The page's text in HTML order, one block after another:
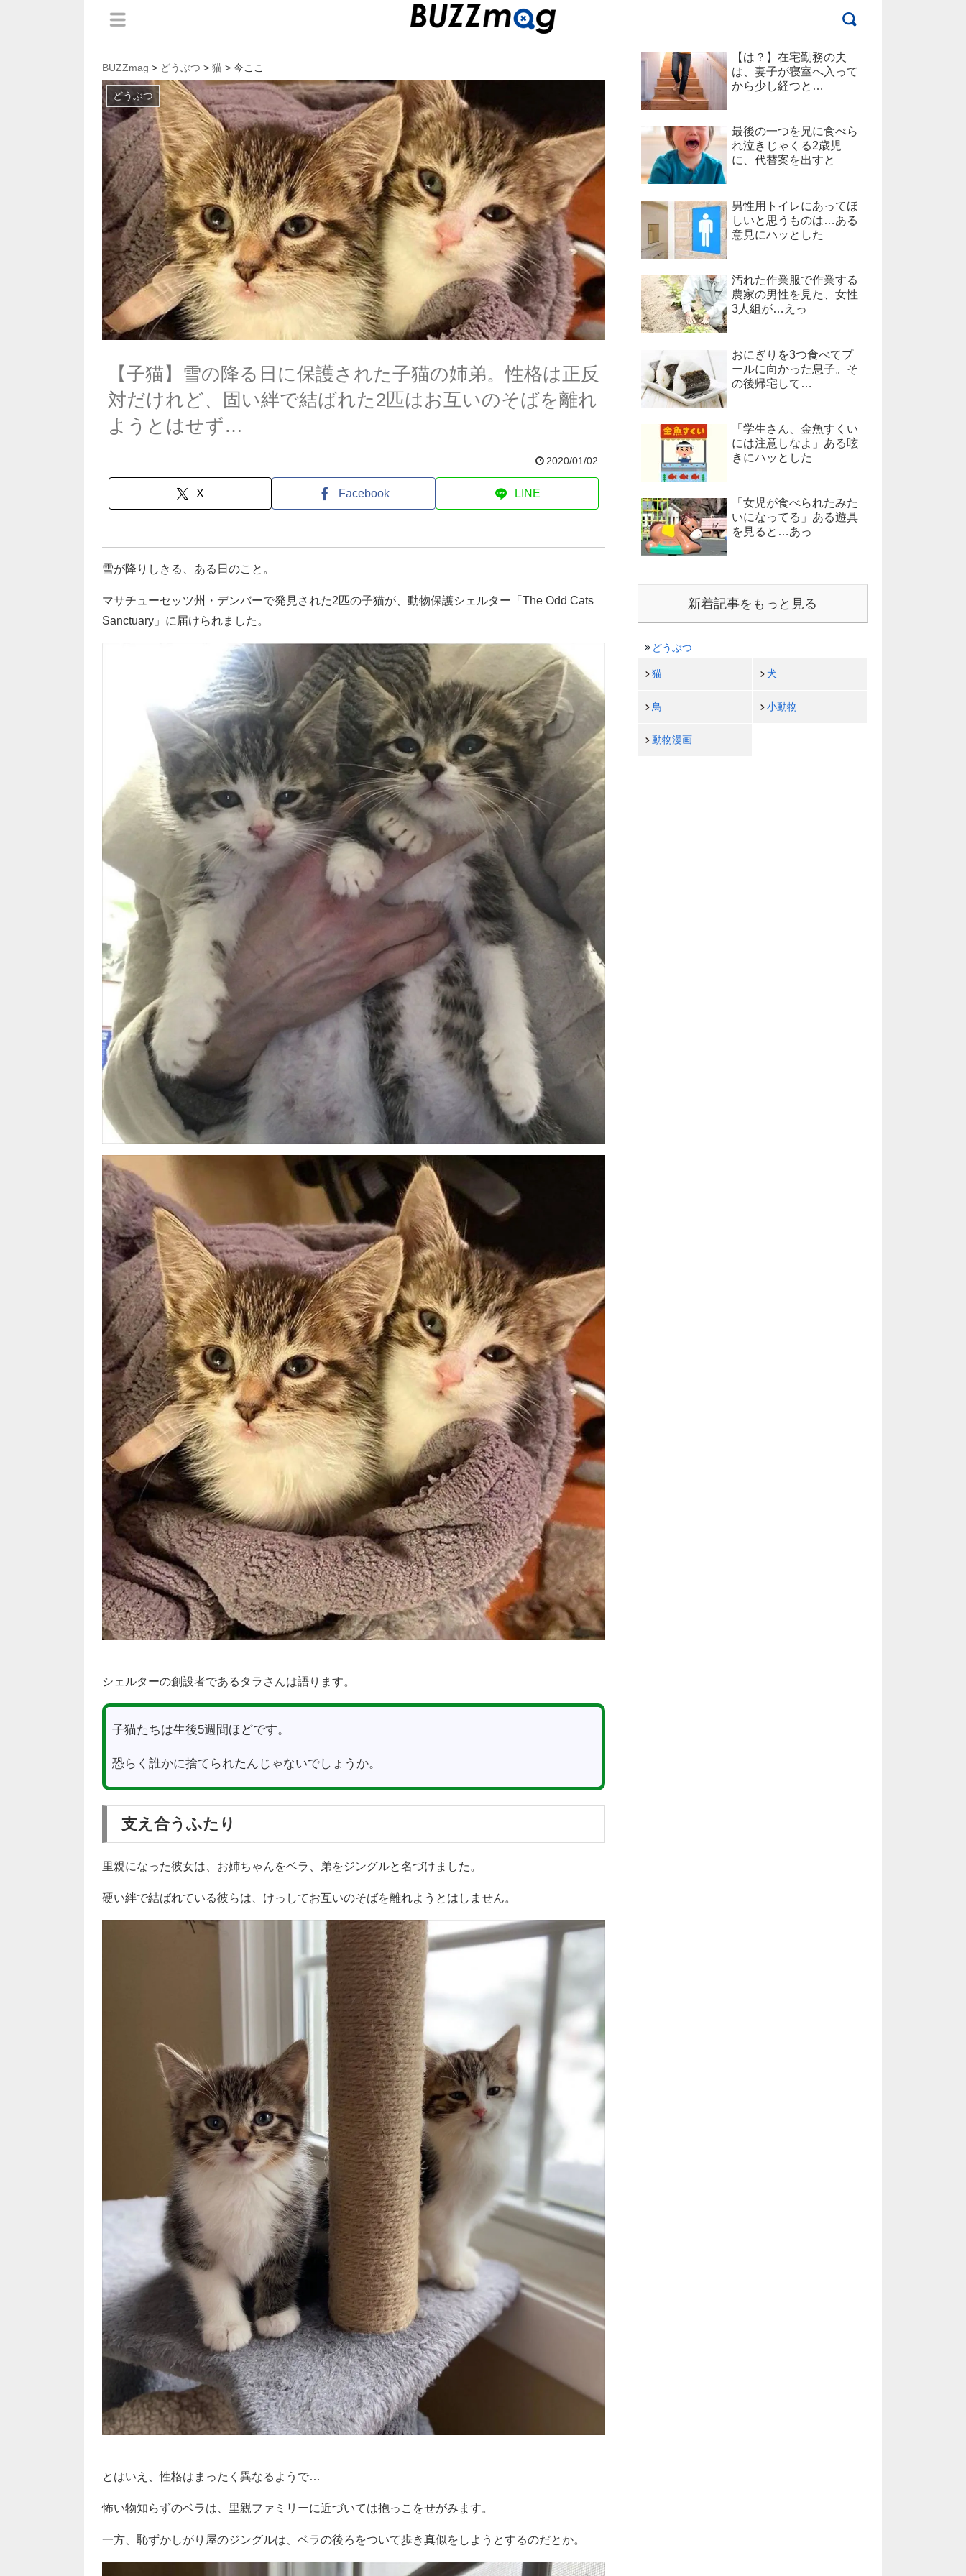
BUZZmag > どうぶつ > 猫 > 今ここ
どうぶつ
【子猫】雪の降る日に保護された子猫の姉弟。性格は正反
対だけれど、固い絆で結ばれた2匹はお互いのそばを離れ
ようとはせず…
2020/01/02
X Facebook LINE
雪が降りしきる、ある日のこと。
マサチューセッツ州・デンバーで発見された2匹の子猫が、動物保護シェルター「The Odd Cats
Sanctuary」に届けられました。
シェルターの創設者であるタラさんは語ります。
子猫たちは生後5週間ほどです。
恐らく誰かに捨てられたんじゃないでしょうか。
支え合うふたり
里親になった彼女は、お姉ちゃんをベラ、弟をジングルと名づけました。
硬い絆で結ばれている彼らは、けっしてお互いのそばを離れようとはしません。
とはいえ、性格はまったく異なるようで…
怖い物知らずのベラは、里親ファミリーに近づいては抱っこをせがみます。
一方、恥ずかしがり屋のジングルは、ベラの後ろをついて歩き真似をしようとするのだとか。
【は？】在宅勤務の夫
は、妻子が寝室へ入って
から少し経つと…
最後の一つを兄に食べら
れ泣きじゃくる2歳児
に、代替案を出すと
男性用トイレにあってほ
しいと思うものは…ある
意見にハッとした
汚れた作業服で作業する
農家の男性を見た、女性
3人組が…えっ
おにぎりを3つ食べてプ
ールに向かった息子。そ
の後帰宅して…
「学生さん、金魚すくい
には注意しなよ」ある呟
きにハッとした
「女児が食べられたみた
いになってる」ある遊具
を見ると…あっ
新着記事をもっと見る
どうぶつ
猫 犬
鳥 小動物
動物漫画